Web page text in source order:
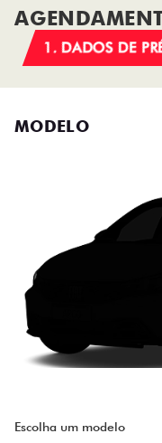
1. DADOS DE
MODELO
Escolha um modelo